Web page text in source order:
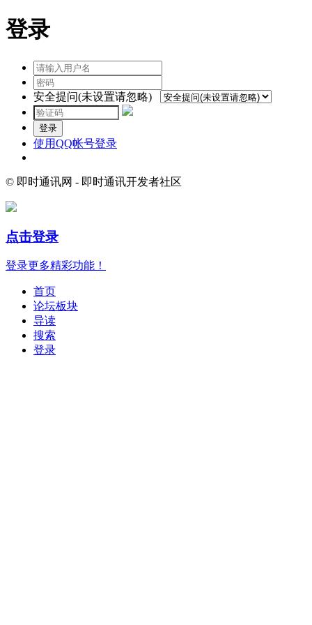
登录
安全提问(未设置请忽略)
登录
使用QQ帐号登录
© 即时通讯网 - 即时通讯开发者社区
点击登录
登录更多精彩功能！
首页
论坛板块
导读
搜索
登录